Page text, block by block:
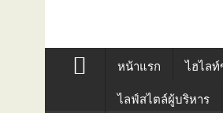
หน้าแรก ไฮไลท์
ไลฟ์สไตล์ผู้บริหาร